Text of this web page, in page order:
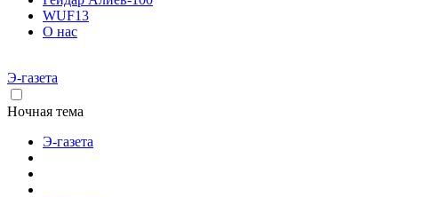
WUF13
О нас
Э-газета
Ночная тема
Э-газета